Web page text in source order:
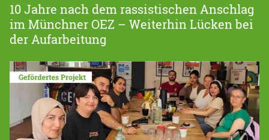
10 Jahre nach dem rassistischen Anschlag
im Münchner OEZ – Weiterhin Lücken bei
der Aufarbeitung